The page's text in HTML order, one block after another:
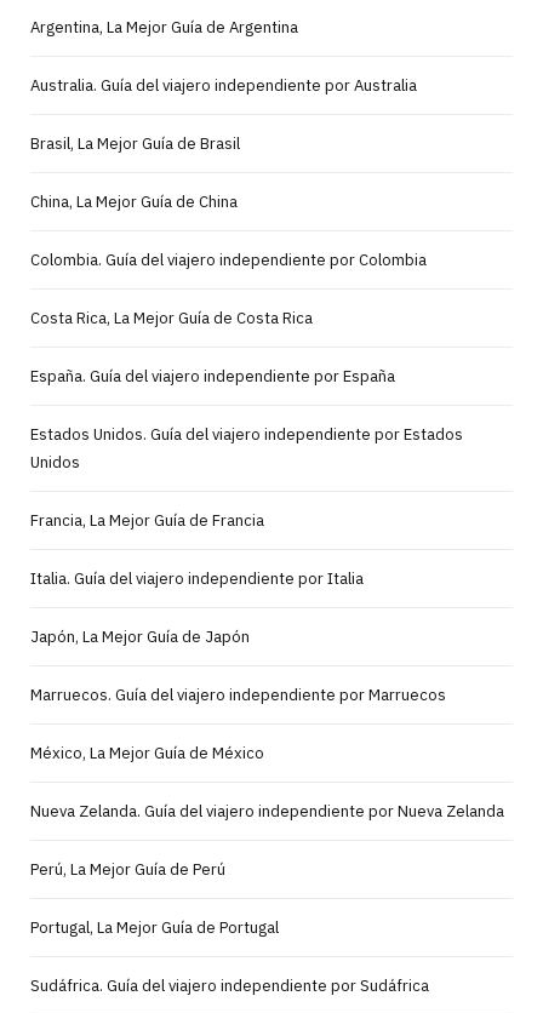
Argentina, La Mejor Guía de Argentina
Australia. Guía del viajero independiente por Australia
Brasil, La Mejor Guía de Brasil
China, La Mejor Guía de China
Colombia. Guía del viajero independiente por Colombia
Costa Rica, La Mejor Guía de Costa Rica
España. Guía del viajero independiente por España
Estados Unidos. Guía del viajero independiente por Estados
Unidos
Francia, La Mejor Guía de Francia
Italia. Guía del viajero independiente por Italia
Japón, La Mejor Guía de Japón
Marruecos. Guía del viajero independiente por Marruecos
México, La Mejor Guía de México
Nueva Zelanda. Guía del viajero independiente por Nueva Zelanda
Perú, La Mejor Guía de Perú
Portugal, La Mejor Guía de Portugal
Sudáfrica. Guía del viajero independiente por Sudáfrica